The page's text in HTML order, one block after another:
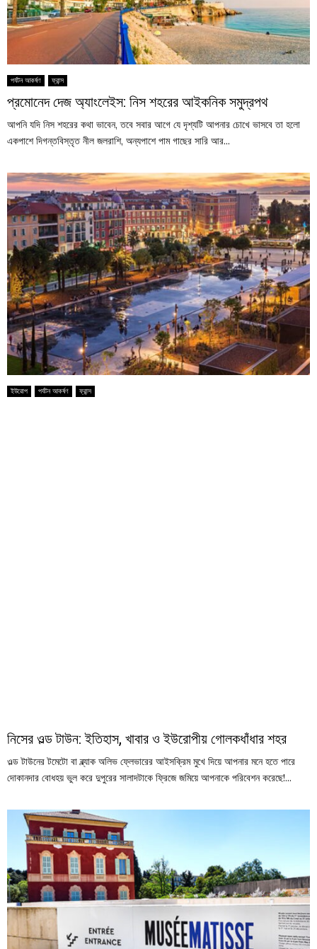
পর্যটন আকর্ষণ ফ্রান্স
প্রমোনেদ দেজ অ্যাংলেইস: নিস শহরের আইকনিক সমুদ্রপথ
আপনি যদি নিস শহরের কথা ভাবেন, তবে সবার আগে যে দৃশ্যটি আপনার চোখে ভাসবে তা হলো
একপাশে দিগন্তবিস্তৃত নীল জলরাশি, অন্যপাশে পাম গাছের সারি আর...
ইউরোপ পর্যটন আকর্ষণ ফ্রান্স
নিসের ওল্ড টাউন: ইতিহাস, খাবার ও ইউরোপীয় গোলকধাঁধার শহর
ওল্ড টাউনের টমেটো বা ব্ল্যাক অলিভ ফ্লেভারের আইসক্রিম মুখে দিয়ে আপনার মনে হতে পারে
দোকানদার বোধহয় ভুল করে দুপুরের সালাদটাকে ফ্রিজে জমিয়ে আপনাকে পরিবেশন করেছে!...